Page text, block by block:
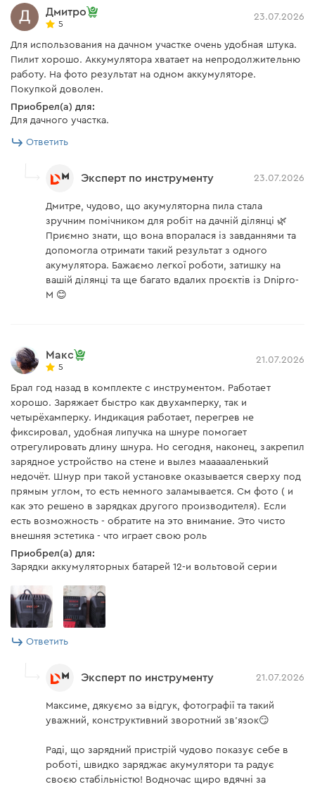
Дмитро
5
23.07.2026
Для использования на дачном участке очень удобная штука.
Пилит хорошо. Аккумулятора хватает на непродолжительню
работу. На фото результат на одном аккумуляторе.
Покупкой доволен.
Приобрел(а) для:
Для дачного участка.
Ответить
Эксперт по инструменту 23.07.2026
Дмитре, чудово, що акумуляторна пила стала
зручним помічником для робіт на дачній ділянці 🌿
Приємно знати, що вона впоралася із завданнями та
допомогла отримати такий результат з одного
акумулятора. Бажаємо легкої роботи, затишку на
вашій ділянці та ще багато вдалих проєктів із Dnipro-
M 😊
Макс
5
21.07.2026
Брал год назад в комплекте с инструментом. Работает
хорошо. Заряжает быстро как двухамперку, так и
четырёхамперку. Индикация работает, перегрев не
фиксировал, удобная липучка на шнуре помогает
отрегулировать длину шнура. Но сегодня, наконец, закрепил
зарядное устройство на стене и вылез маааааленький
недочёт. Шнур при такой установке оказывается сверху под
прямым углом, то есть немного заламывается. См фото ( и
как это решено в зарядках другого производителя). Если
есть возможность - обратите на это внимание. Это чисто
внешняя эстетика - что играет свою роль
Приобрел(а) для:
Зарядки аккумуляторных батарей 12-и вольтовой серии
Ответить
Эксперт по инструменту 21.07.2026
Максиме, дякуємо за відгук, фотографії та такий
уважний, конструктивний зворотний зв'язок😏
Раді, що зарядний пристрій чудово показує себе в
роботі, швидко заряджає акумулятори та радує
своєю стабільністю! Водночас щиро вдячні за